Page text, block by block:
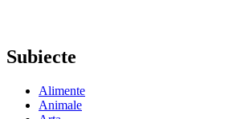
Subiecte
Alimente
Animale